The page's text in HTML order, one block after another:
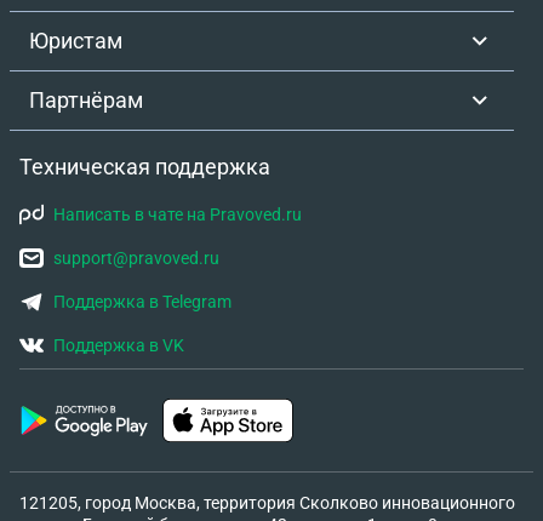
Юристам
Партнёрам
Техническая поддержка
Написать в чате на Pravoved.ru
support@pravoved.ru
Поддержка в Telegram
Поддержка в VK
121205, город Москва, территория Сколково инновационного